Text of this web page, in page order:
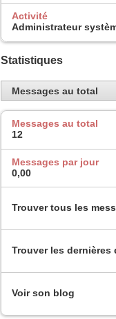
Activité
Administrateur
Statistiques
Messages au total
Messages au total
12
Messages par jour
0,00
Trouver tous les
Trouver les
Voir son blog